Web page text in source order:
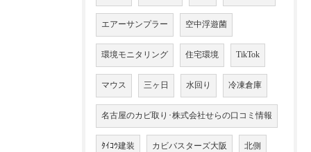
エアーサンプラー 空中浮遊菌
環境モニタリング 住宅環境 TikTok
マウス 三ヶ日 水回り 冷凍倉庫
名古屋のカビ取り･株式会社せらの口コミ情報
ﾀｲｺｳ建装 カビバスターズ大阪 北側